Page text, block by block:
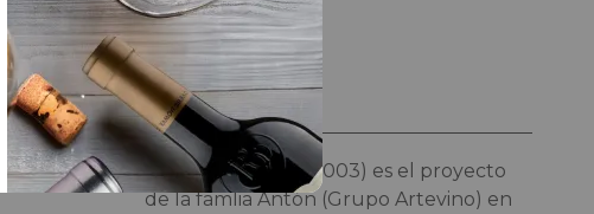
Bodega
Bodegas Vetus
Bodegas Vetus(2003) es el proyecto
de la famlia Antón (Grupo Artevino) en